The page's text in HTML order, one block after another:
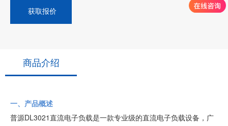
获取报价
商品介绍
一、产品概述
普源DL3021直流电子负载是一款专业级的直流电子负载设备，广